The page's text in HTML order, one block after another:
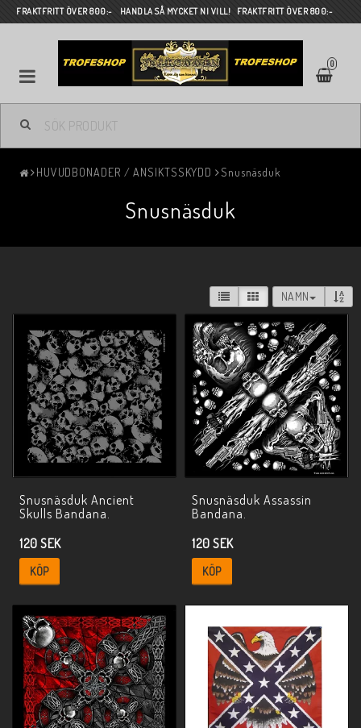
FRAKTFRITT ÖVER 800:- HANDLA SÅ MYCKET NI VILL! FRAKTFRITT ÖVER 800:-
0
HUVUDBONADER / ANSIKTSSKYDD Snusnäsduk
Snusnäsduk
NAMN
Snusnäsduk Ancient
Skulls Bandana.
120 SEK
KÖP
Snusnäsduk Assassin
Bandana.
120 SEK
KÖP